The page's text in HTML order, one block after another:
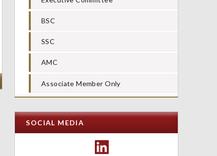
BSC
SSC
AMC
Associate Member Only
SOCIAL MEDIA